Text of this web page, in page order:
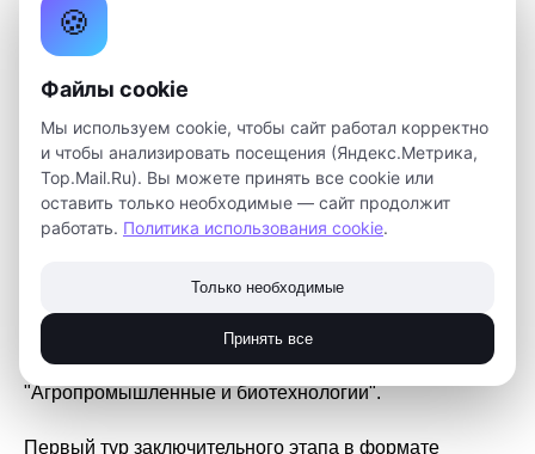
В список победителей и призёров вошли 3
кванторианца:
город и безопасность".
Даниил Кузнецов - призёр в направлении
"Нейротехнологии и природоподобные технологии".
Данила Копцев - призёр в направлении
"Агропромышленные и биотехнологии".
Первый тур заключительного этапа в формате
🍪
Файлы cookie
Мы используем cookie, чтобы сайт работал корректно
и чтобы анализировать посещения (Яндекс.Метрика,
Top.Mail.Ru). Вы можете принять все cookie или
оставить только необходимые — сайт продолжит
работать. Политика использования cookie.
Только необходимые
Принять все